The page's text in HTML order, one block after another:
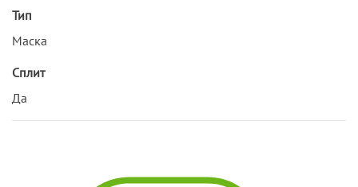
Тип
Маска
Сплит
Да